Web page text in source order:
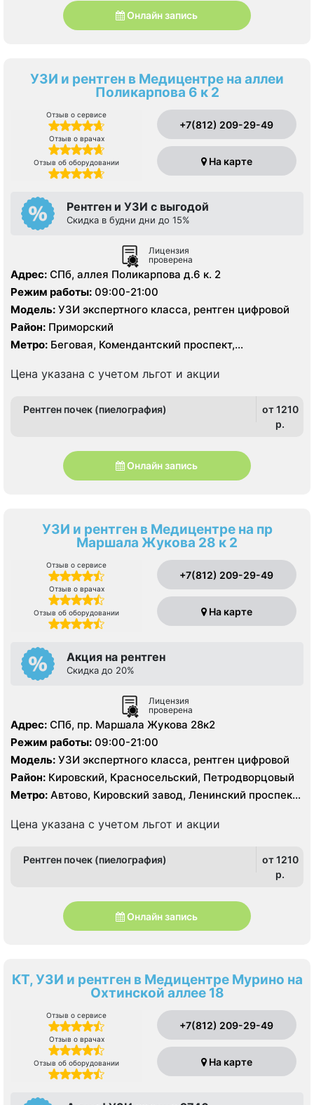
Онлайн запись
УЗИ и рентген в Медицентре на аллеи
Поликарпова 6 к 2
Отзыв о сервисе
Отзыв о врачах
Отзыв об оборудовании
+7(812) 209-29-49
На карте
Рентген и УЗИ с выгодой
Скидка в будни дни до 15%
Лицензия
проверена
Адрес: СПб, аллея Поликарпова д.6 к. 2
Режим работы: 09:00-21:00
Модель: УЗИ экспертного класса, рентген цифровой
Район: Приморский
Метро: Беговая, Комендантский проспект,
Цена указана с учетом льгот и акции
Рентген почек (пиелография)
от 1210
p.
Онлайн запись
УЗИ и рентген в Медицентре на пр
Маршала Жукова 28 к 2
Отзыв о сервисе
Отзыв о врачах
Отзыв об оборудовании
+7(812) 209-29-49
На карте
Акция на рентген
Скидка до 20%
Лицензия
проверена
Адрес: СПб, пр. Маршала Жукова 28к2
Режим работы: 09:00-21:00
Модель: УЗИ экспертного класса, рентген цифровой
Район: Кировский, Красносельский, Петродворцовый
Метро: Автово, Кировский завод, Ленинский проспект,
Цена указана с учетом льгот и акции
Рентген почек (пиелография)
от 1210
p.
Онлайн запись
КТ, УЗИ и рентген в Медицентре Мурино на
Охтинской аллее 18
Отзыв о сервисе
Отзыв о врачах
Отзыв об оборудовании
+7(812) 209-29-49
На карте